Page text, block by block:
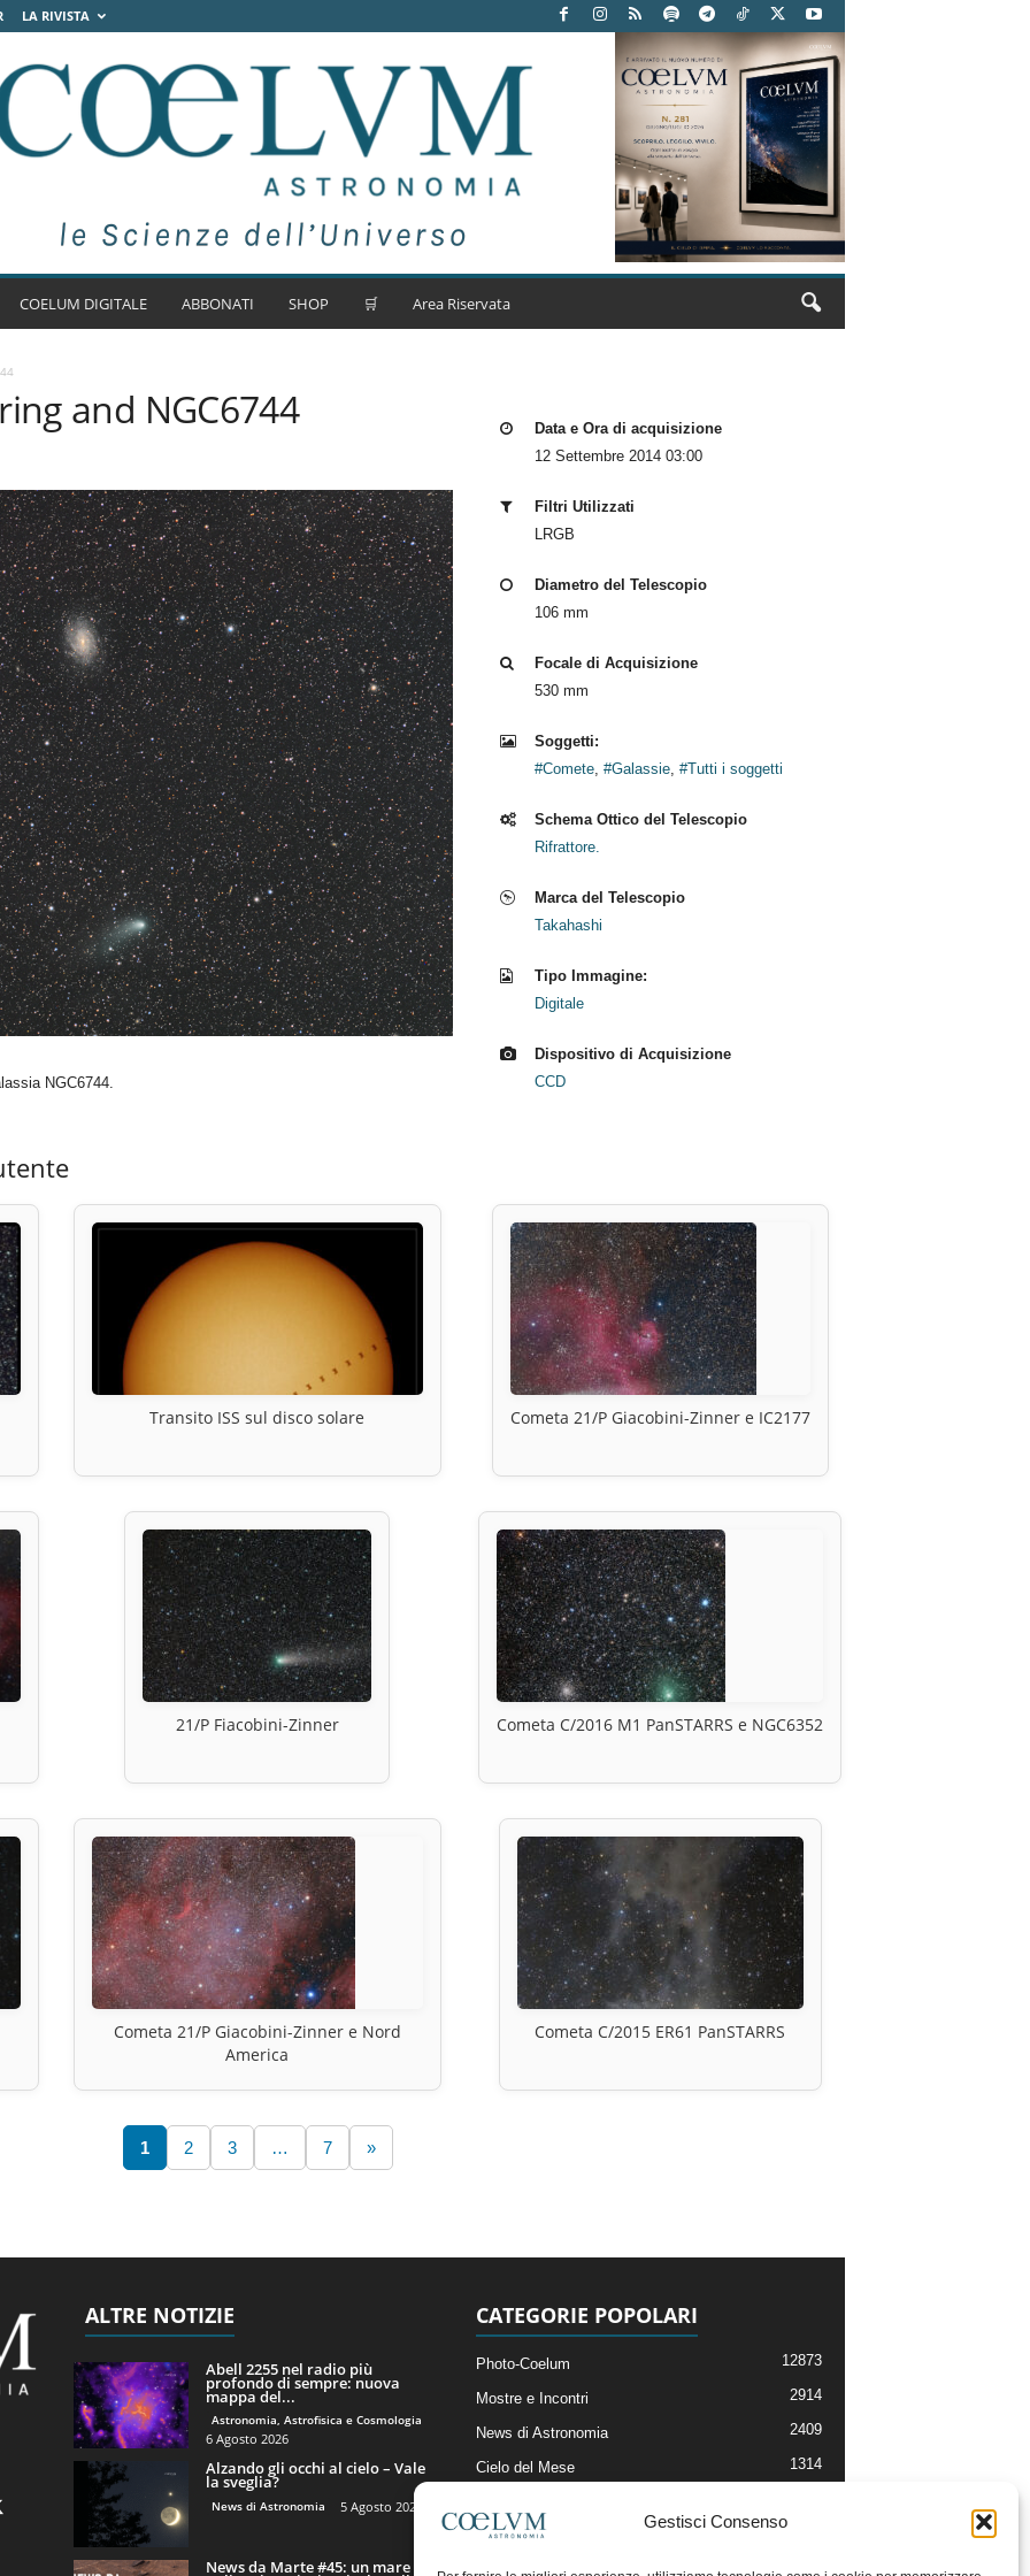
Gestisci Consenso
LA RIVISTA
COELUM DIGITALE ABBONATI SHOP 🛒 Area Riservata
and NGC6744
NGC6744.
Data e Ora di acquisizione
12 Settembre 2014 03:00
Filtri Utilizzati
LRGB
Diametro del Telescopio
106 mm
Focale di Acquisizione
530 mm
Soggetti:
#Comete, #Galassie, #Tutti i soggetti
Schema Ottico del Telescopio
Rifrattore.
Marca del Telescopio
Takahashi
Tipo Immagine:
Digitale
Dispositivo di Acquisizione
CCD
Transito ISS sul disco solare Cometa 21/P Giacobini-Zinner e IC2177
21/P Fiacobini-Zinner Cometa C/2016 M1 PanSTARRS e NGC6352
Cometa 21/P Giacobini-Zinner e Nord
America
Cometa C/2015 ER61 PanSTARRS
1 2 3 … 7 »
ALTRE NOTIZIE
Abell 2255 nel radio più
profondo di sempre: nuova
mappa del...
Astronomia, Astrofisica e Cosmologia
6 Agosto 2026
Alzando gli occhi al cielo – Vale
la sveglia?
News di Astronomia 5 Agosto 2026
News da Marte #45: un mare di
CATEGORIE POPOLARI
Photo-Coelum 12873
Mostre e Incontri 2914
News di Astronomia 2409
Cielo del Mese 1314
Articoli e Risorse On-Line
Il Blog della Redazione